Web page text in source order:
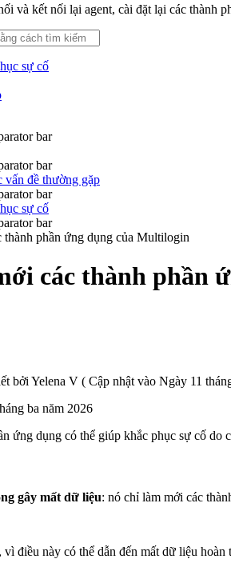
và kết nối lại agent, cài đặt lại các thành
sự cố
vấn đề thường gặp
sự cố
thành phần ứng dụng của Multilogin
các thành phần
bởi Yelena V ( Cập nhật vào Ngày 11
ba năm 2026
ứng dụng có thể giúp khắc phục sự cố
gây mất dữ liệu: nó chỉ làm mới các
, vì điều này có thể dẫn đến mất dữ liệu hoàn